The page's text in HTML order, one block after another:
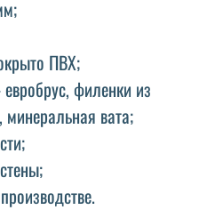
ПВХ;
филенки из
вата;